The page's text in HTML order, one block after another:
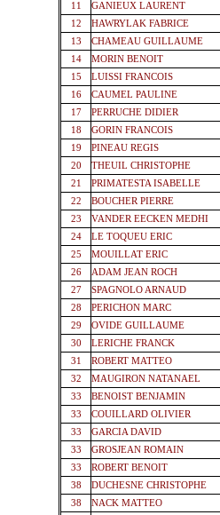
11
GANIEUX LAURENT
12
HAWRYLAK FABRICE
13
CHAMEAU GUILLAUME
14
MORIN BENOIT
15
LUISSI FRANCOIS
16
CAUMEL PAULINE
17
PERRUCHE DIDIER
18
GORIN FRANCOIS
19
PINEAU REGIS
20
THEUIL CHRISTOPHE
21
PRIMATESTA ISABELLE
22
BOUCHER PIERRE
23
VANDER EECKEN MEDHI
24
LE TOQUEU ERIC
25
MOUILLAT ERIC
26
ADAM JEAN ROCH
27
SPAGNOLO ARNAUD
28
PERICHON MARC
29
OVIDE GUILLAUME
30
LERICHE FRANCK
31
ROBERT MATTEO
32
MAUGIRON NATANAEL
33
BENOIST BENJAMIN
33
COUILLARD OLIVIER
33
GARCIA DAVID
33
GROSJEAN ROMAIN
33
ROBERT BENOIT
38
DUCHESNE CHRISTOPHE
38
NACK MATTEO